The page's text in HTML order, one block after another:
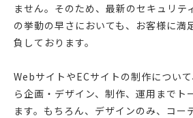
ません。そのため、最新のセキュリテ
の挙動の早さにおいても、お客様に満
負しております。
WebサイトやECサイトの制作につい
ら企画・デザイン、制作、運用までト
ます。もちろん、デザインのみ、コー